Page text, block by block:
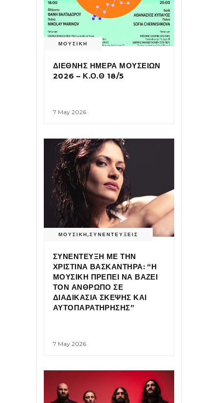
ΜΟΥΣΙΚΗ
ΔΙΕΘΝΗΣ ΗΜΕΡΑ ΜΟΥΣΕΙΩΝ
2026 – Κ.Ο.Θ 18/5
7 May 2026
ΜΟΥΣΙΚΗ,ΣΥΝΕΝΤΕΥΞΕΙΣ
ΣΥΝΕΝΤΕΥΞΗ ΜΕ ΤΗΝ
ΧΡΙΣΤΙΝΑ ΒΑΣΚΑΝΤΗΡΑ: “Η
ΜΟΥΣΙΚΗ ΠΡΕΠΕΙ ΝΑ ΒΑΖΕΙ
ΤΟΝ ΑΝΘΡΩΠΟ ΣΕ
ΔΙΑΔΙΚΑΣΙΑ ΣΚΕΨΗΣ ΚΑΙ
ΑΥΤΟΠΑΡΑΤΗΡΗΣΗΣ”
7 May 2026